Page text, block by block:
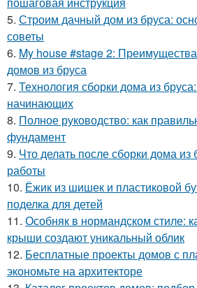
5. Строим дачный дом из бруса:
советы
6. My house #stage 2:
домов из бруса
7. Технология сборки дома из
начинающих
8. Полное руководство: как
фундамент
9. Что делать после сборки дома из
работы
10. Ёжик из шишек и пластиковой
поделка для детей
11. Особняк в нормандском стиле:
крыши создают уникальный облик
12. Бесплатные проекты домов с
экономьте на архитекторе